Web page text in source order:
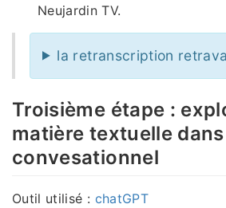
Neujardin TV.
la retranscription
Troisième étape :
matière textuelle
convesationnel
Outil utilisé : chatGPT